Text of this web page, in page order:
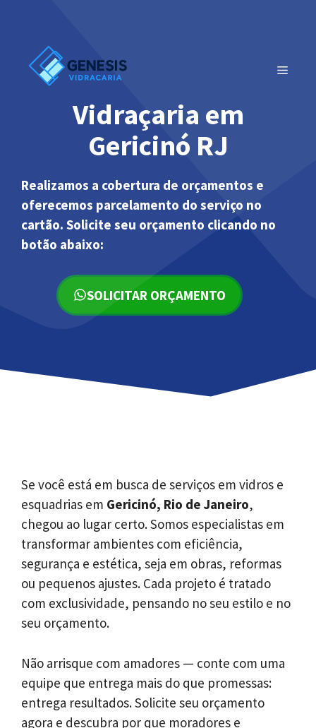
conteúdo
MENU
Vidraçaria em
Gericinó RJ
Realizamos a cobertura de orçamentos e
oferecemos parcelamento do serviço no
cartão. Solicite seu orçamento clicando no
botão abaixo:
SOLICITAR ORÇAMENTO
Se você está em busca de serviços em vidros e
esquadrias em Gericinó, Rio de Janeiro,
chegou ao lugar certo. Somos especialistas em
transformar ambientes com eficiência,
segurança e estética, seja em obras, reformas
ou pequenos ajustes. Cada projeto é tratado
com exclusividade, pensando no seu estilo e no
seu orçamento.
Não arrisque com amadores — conte com uma
equipe que entrega mais do que promessas:
entrega resultados. Solicite seu orçamento
agora e descubra por que moradores e